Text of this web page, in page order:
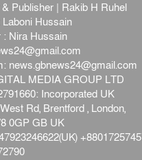
Publisher | Rakib H Ruhel
Hussain
: Nira Hussain
news.gbnews24@gmail.com
MEDIA GROUP LTD
Incorporated UK
Rd, Brentford , London,
0GP GB UK